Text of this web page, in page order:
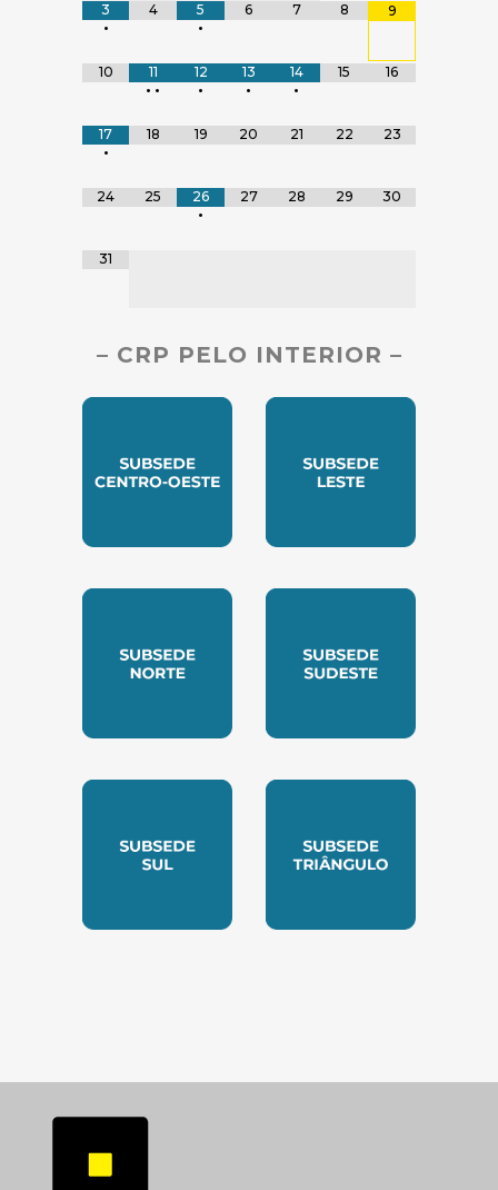
3
•
4
5
•
6 7 8 9
10
11
• •
12
•
13
•
14
•
15 16
17
•
18 19 20 21 22 23
24 25
26
•
27 28 29 30
31
– CRP PELO INTERIOR –